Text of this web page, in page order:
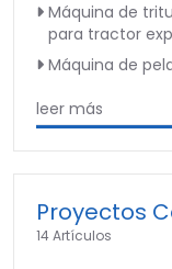
Máquina de
para tractor
Máquina de
leer más
Proyectos
14 Artículos